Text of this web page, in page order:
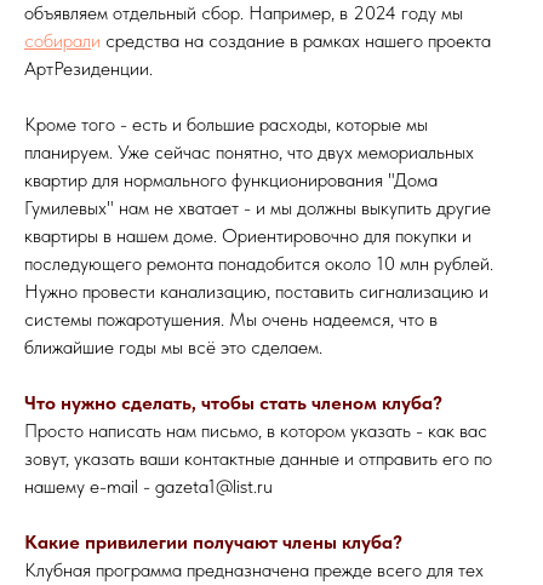
объявляем отдельный сбор. Например, в 2024 году мы
собирали средства на создание в рамках нашего проекта
АртРезиденции.
Кроме того - есть и большие расходы, которые мы
планируем. Уже сейчас понятно, что двух мемориальных
квартир для нормального функционирования "Дома
Гумилевых" нам не хватает - и мы должны выкупить другие
квартиры в нашем доме. Ориентировочно для покупки и
последующего ремонта понадобится около 10 млн рублей.
Нужно провести канализацию, поставить сигнализацию и
системы пожаротушения. Мы очень надеемся, что в
ближайшие годы мы всё это сделаем.
Что нужно сделать, чтобы стать членом клуба?
Просто написать нам письмо, в котором указать - как вас
зовут, указать ваши контактные данные и отправить его по
нашему e-mail - gazeta1@list.ru
Какие привилегии получают члены клуба?
Клубная программа предназначена прежде всего для тех